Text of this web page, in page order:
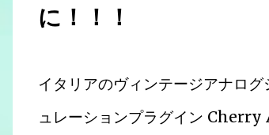
に！！！
イタリアのヴィンテージアナロ
ュレーションプラグイン